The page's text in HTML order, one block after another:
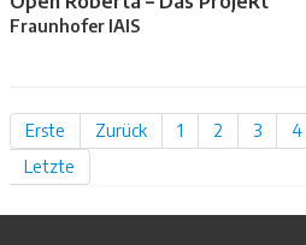
Fraunhofer IAIS
Erste Zurück 1 2 3 4
Letzte